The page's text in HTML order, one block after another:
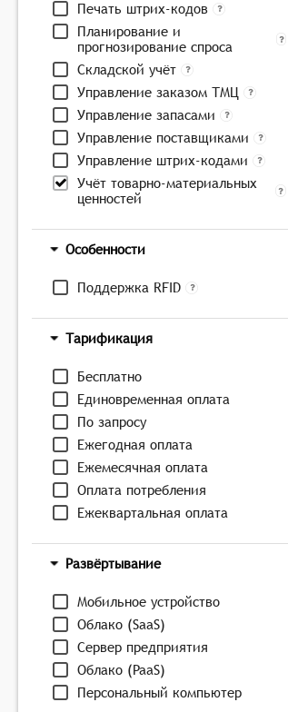
Печать штрих-кодов
Планирование и
прогнозирование спроса
Складской учёт
Управление заказом ТМЦ
Управление запасами
Управление поставщиками
Управление штрих-кодами
Учёт товарно-материальных
ценностей
Особенности
Поддержка RFID
Тарификация
Бесплатно
Единовременная оплата
По запросу
Ежегодная оплата
Ежемесячная оплата
Оплата потребления
Ежеквартальная оплата
Развёртывание
Мобильное устройство
Облако (SaaS)
Сервер предприятия
Облако (PaaS)
Персональный компьютер